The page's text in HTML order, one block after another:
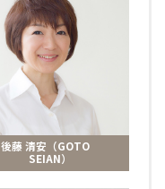
後藤 清安（GOTO
SEIAN）